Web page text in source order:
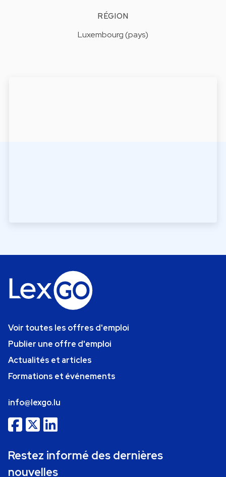
RÉGION
Luxembourg (pays)
Voir toutes les offres d'emploi
Publier une offre d'emploi
Actualités et articles
Formations et événements
info@lexgo.lu
Restez informé des dernières
nouvelles